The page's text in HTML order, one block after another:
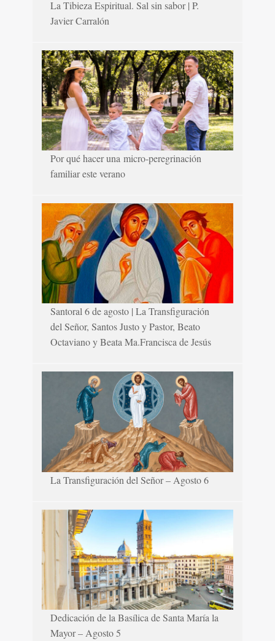
La Tibieza Espiritual. Sal sin sabor | P.
Javier Carralón
Por qué hacer una micro-peregrinación
familiar este verano
Santoral 6 de agosto | La Transfiguración
del Señor, Santos Justo y Pastor, Beato
Octaviano y Beata Ma.Francisca de Jesús
La Transfiguración del Señor – Agosto 6
Dedicación de la Basílica de Santa María la
Mayor – Agosto 5